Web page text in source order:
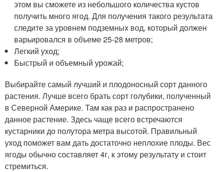
этом вы сможете из небольшого количества кустов
получить много ягод. Для получения такого результата
следите за уровнем подземных вод, который должен
варьировался в объеме 25-28 метров;
Легкий уход;
Быстрый и объемный урожай;
Выбирайте самый лучший и плодоносный сорт данного
растения. Лучше всего брать сорт голубики, полученный
в Северной Америке. Там как раз и распространено
данное растение. Здесь чаще всего встречаются
кустарники до полутора метра высотой. Правильный
уход поможет вам дать достаточно неплохие плоды. Вес
ягоды обычно составляет 4г, к этому результату и стоит
стремиться.